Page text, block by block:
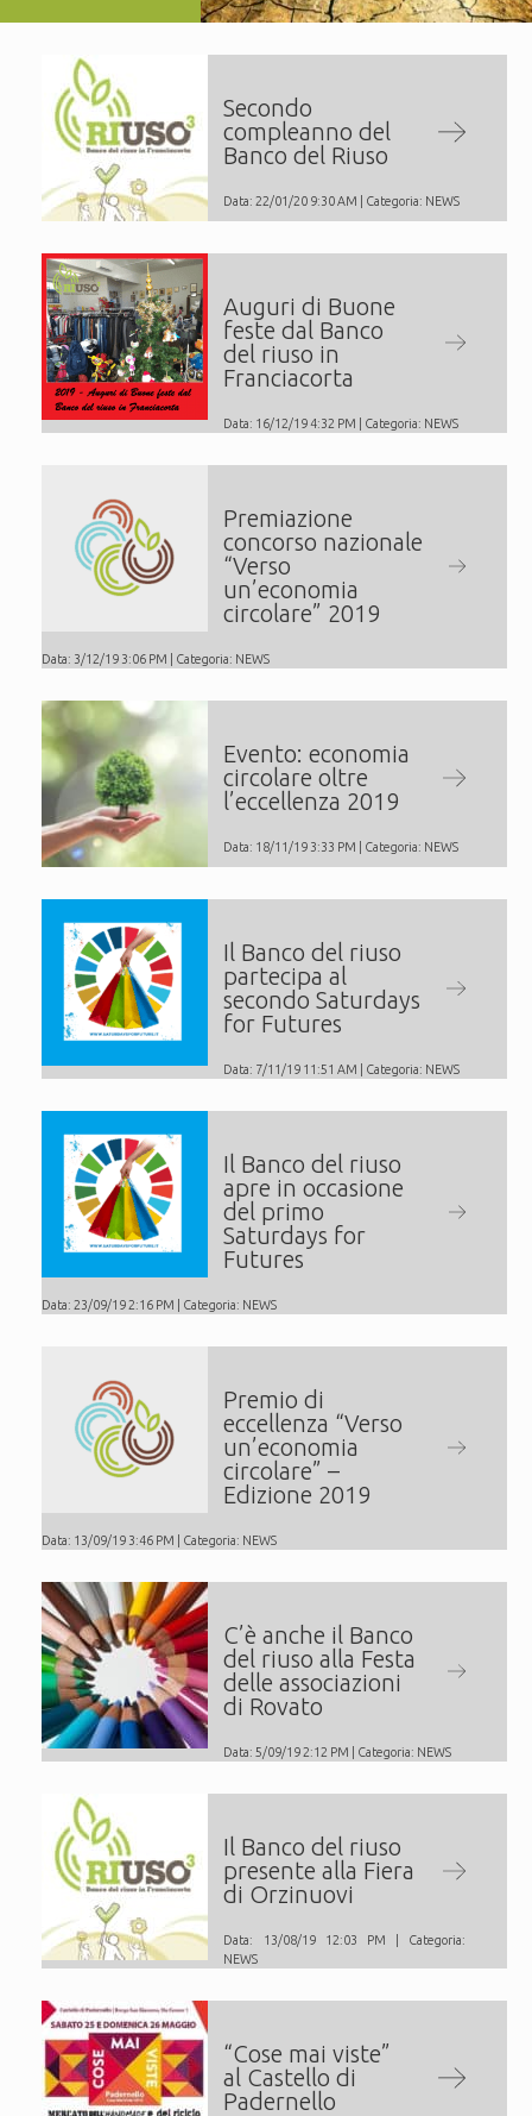
Secondo
compleanno del
Banco del Riuso
Data: 22/01/20 9:30 AM | Categoria: NEWS
Auguri di Buone
feste dal Banco
del riuso in
Franciacorta
Data: 16/12/19 4:32 PM | Categoria: NEWS
Premiazione
concorso nazionale
“Verso
un’economia
circolare” 2019
Data: 3/12/19 3:06 PM | Categoria: NEWS
Evento: economia
circolare oltre
l’eccellenza 2019
Data: 18/11/19 3:33 PM | Categoria: NEWS
Il Banco del riuso
partecipa al
secondo Saturdays
for Futures
Data: 7/11/19 11:51 AM | Categoria: NEWS
Il Banco del riuso
apre in occasione
del primo
Saturdays for
Futures
Data: 23/09/19 2:16 PM | Categoria: NEWS
Premio di
eccellenza “Verso
un’economia
circolare” –
Edizione 2019
Data: 13/09/19 3:46 PM | Categoria: NEWS
C’è anche il Banco
del riuso alla Festa
delle associazioni
di Rovato
Data: 5/09/19 2:12 PM | Categoria: NEWS
Il Banco del riuso
presente alla Fiera
di Orzinuovi
Data: 13/08/19 12:03 PM | Categoria:
NEWS
“Cose mai viste”
al Castello di
Padernello